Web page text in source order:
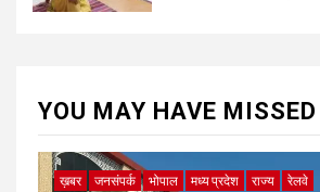
YOU MAY HAVE MISSED
ख़बर जनसंपर्क भोपाल मध्य प्रदेश राज्य रेलवे